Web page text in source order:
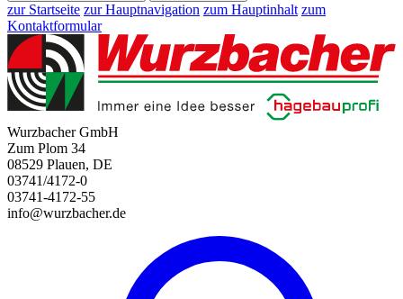
zur Startseite zur Hauptnavigation zum Hauptinhalt zum
Kontaktformular
Wurzbacher GmbH
Zum Plom 34
08529 Plauen, DE
03741/4172-0
03741-4172-55
info@wurzbacher.de